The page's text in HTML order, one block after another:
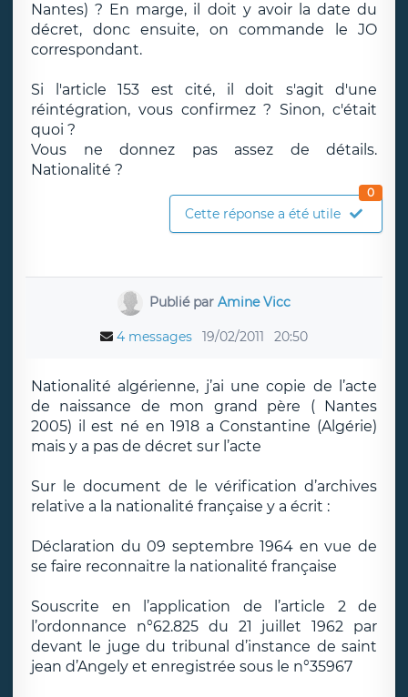
Nantes) ? En marge, il doit y avoir la date du
décret, donc ensuite, on commande le JO
correspondant.
Si l'article 153 est cité, il doit s'agit d'une
réintégration, vous confirmez ? Sinon, c'était
quoi ?
Vous ne donnez pas assez de détails.
Nationalité ?
Cette réponse a été utile
0
Publié parAmine Vicc
4 messages 19/02/2011 20:50
Nationalité algérienne, j’ai une copie de l’acte
de naissance de mon grand père ( Nantes
2005) il est né en 1918 a Constantine (Algérie)
mais y a pas de décret sur l’acte
Sur le document de le vérification d’archives
relative a la nationalité française y a écrit :
Déclaration du 09 septembre 1964 en vue de
se faire reconnaitre la nationalité française
Souscrite en l’application de l’article 2 de
l’ordonnance n°62.825 du 21 juillet 1962 par
devant le juge du tribunal d’instance de saint
jean d’Angely et enregistrée sous le n°35967